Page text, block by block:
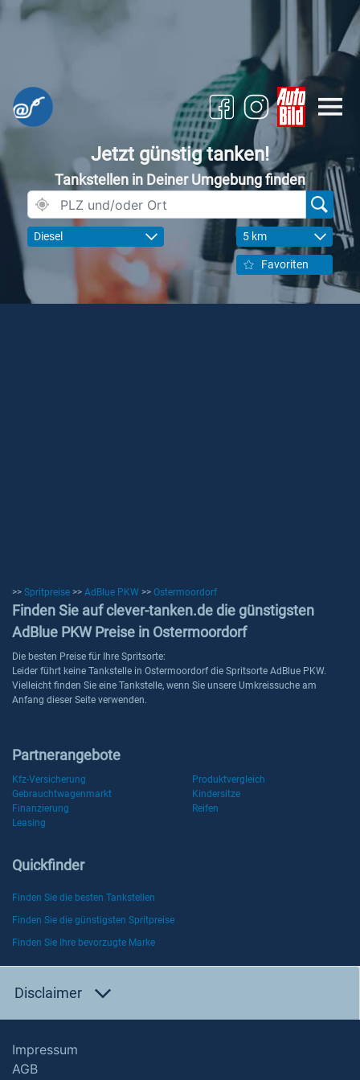
Jetzt günstig tanken!
Tankstellen in Deiner Umgebung finden
Diesel 5 km
Favoriten
>> Spritpreise >> AdBlue PKW >> Ostermoordorf
Finden Sie auf clever-tanken.de die günstigsten
AdBlue PKW Preise in Ostermoordorf
Die besten Preise für Ihre Spritsorte:
Leider führt keine Tankstelle in Ostermoordorf die Spritsorte AdBlue PKW.
Vielleicht finden Sie eine Tankstelle, wenn Sie unsere Umkreissuche am
Anfang dieser Seite verwenden.
Partnerangebote
Kfz-Versicherung
Produktvergleich
Gebrauchtwagenmarkt
Kindersitze
Finanzierung
Reifen
Leasing
Quickfinder
Finden Sie die besten Tankstellen
Finden Sie die günstigsten Spritpreise
Finden Sie Ihre bevorzugte Marke
Disclaimer
Impressum
AGB